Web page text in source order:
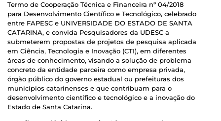
Termo de Cooperação Técnica e Financeira nº 04/2018
para Desenvolvimento Científico e Tecnológico, celebrado
entre FAPESC e UNIVERSIDADE DO ESTADO DE SANTA
CATARINA, e convida Pesquisadores da UDESC a
submeterem propostas de projetos de pesquisa aplicada
em Ciência, Tecnologia e Inovação (CTI), em diferentes
áreas de conhecimento, visando a solução de problema
concreto da entidade parceira como empresa privada,
órgão público do governo estadual ou prefeituras dos
municípios catarinenses e que contribuam para o
desenvolvimento científico e tecnológico e a inovação do
Estado de Santa Catarina.